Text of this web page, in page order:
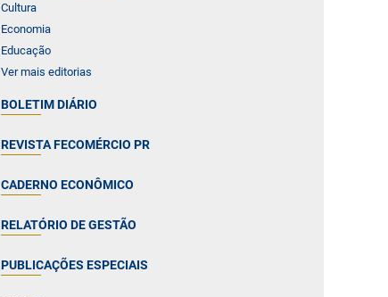
Cultura
Economia
Educação
Ver mais editorias
BOLETIM DIÁRIO
REVISTA FECOMÉRCIO PR
CADERNO ECONÔMICO
RELATÓRIO DE GESTÃO
PUBLICAÇÕES ESPECIAIS